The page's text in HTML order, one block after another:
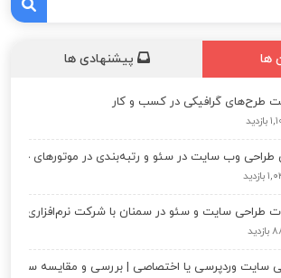
ها پیشنهادی ها
طرح‌های گرافیکی در کسب و کار
وب سایت در سئو و رتبه‌بندی در موتورهای
طراحی سایت و سئو در سمنان با شرکت نرم‌افزاری پرش